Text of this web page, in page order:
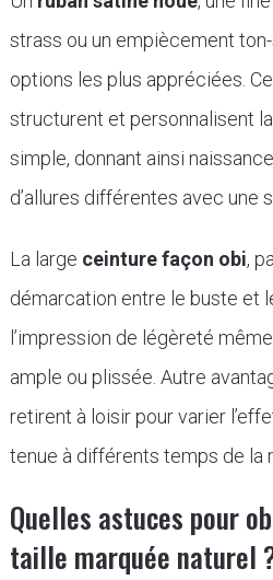
strass ou un empiècement
options les plus appréciées.
structurent et personnalisent la
simple, donnant ainsi
d’allures différentes avec une
La large ceinture façon obi,
démarcation entre le buste et
l’impression de légèreté
ample ou plissée. Autre
retirent à loisir pour varier
tenue à différents temps de la
Quelles astuces pour
taille marquée naturel